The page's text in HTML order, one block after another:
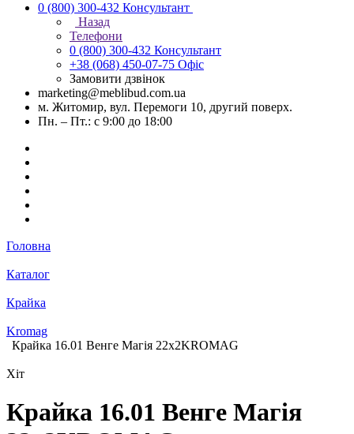
0 (800) 300-432 Консультант
Назад
Телефони
0 (800) 300-432 Консультант
+38 (068) 450-07-75 Офіс
Замовити дзвінок
marketing@meblibud.com.ua
м. Житомир, вул. Перемоги 10, другий поверх.
Пн. – Пт.: с 9:00 до 18:00
Головна
Каталог
Крайка
Kromag
Крайка 16.01 Венге Магія 22х2KROMAG
Хіт
Крайка 16.01 Венге Магія